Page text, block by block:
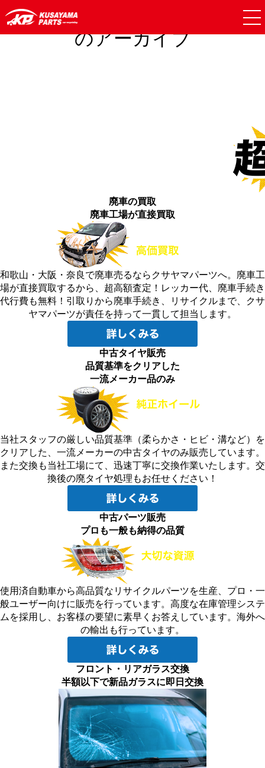
投稿者「
」
のアーカイブ
廃車の買取
廃車工場が直接買取
和歌山・大阪・奈良で廃車売るならクサヤマパーツへ。廃車工
場が直接買取するから、超高額査定！レッカー代、廃車手続き
代行費も無料！引取りから廃車手続き、リサイクルまで、クサ
ヤマパーツが責任を持って一貫して担当します。
中古タイヤ販売
品質基準をクリアした
一流メーカー品のみ
当社スタッフの厳しい品質基準（柔らかさ・ヒビ・溝など）を
クリアした、一流メーカーの中古タイヤのみ販売しています。
また交換も当社工場にて、迅速丁寧に交換作業いたします。交
換後の廃タイヤ処理もお任せください！
中古パーツ販売
プロも一般も納得の品質
使用済自動車から高品質なリサイクルパーツを生産、プロ・一
般ユーザー向けに販売を行っています。高度な在庫管理システ
ムを採用し、お客様の要望に素早くお答えしています。海外へ
の輸出も行っています。
フロント・リアガラス交換
半額以下で新品ガラスに即日交換